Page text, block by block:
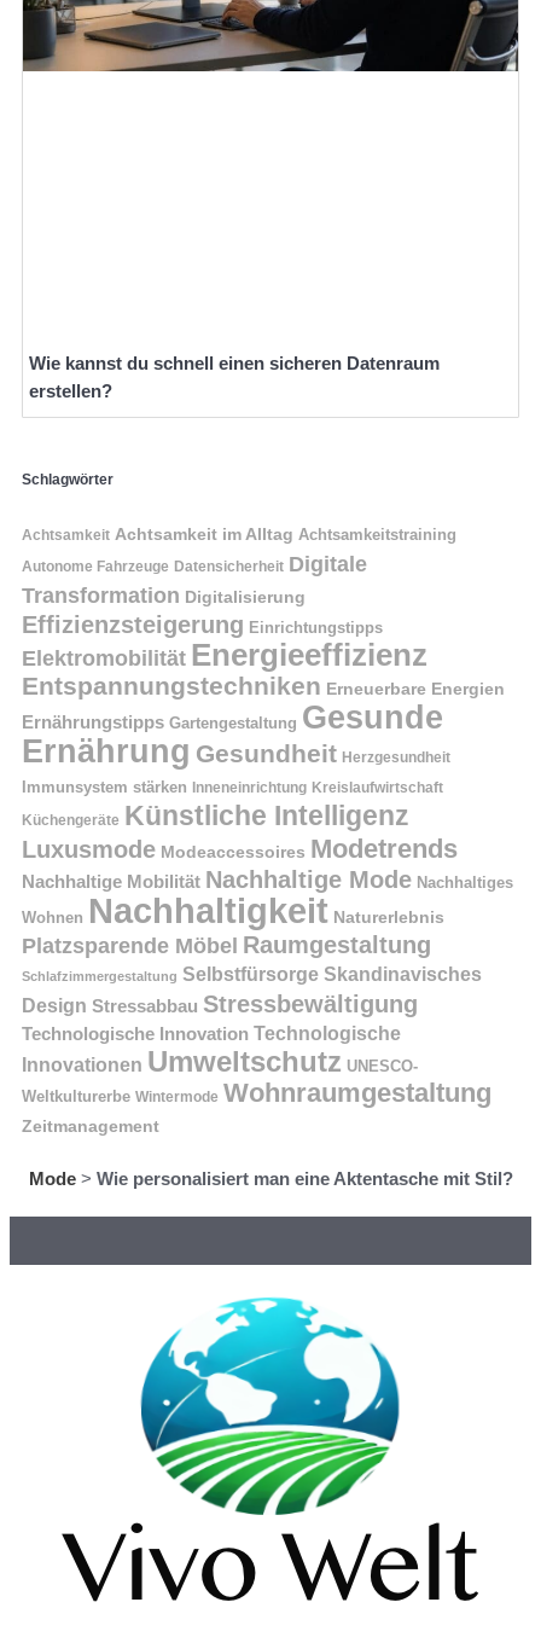
Wie kannst du schnell einen sicheren Datenraum
erstellen?
Schlagwörter
Achtsamkeit Achtsamkeit im Alltag Achtsamkeitstraining
Autonome Fahrzeuge Datensicherheit Digitale
Transformation Digitalisierung
Effizienzsteigerung Einrichtungstipps
Elektromobilität Energieeffizienz
Entspannungstechniken Erneuerbare Energien
Ernährungstipps Gartengestaltung Gesunde
Ernährung Gesundheit Herzgesundheit
Immunsystem stärken Inneneinrichtung Kreislaufwirtschaft
Küchengeräte Künstliche Intelligenz
Luxusmode Modeaccessoires Modetrends
Nachhaltige Mobilität Nachhaltige Mode Nachhaltiges
Wohnen Nachhaltigkeit Naturerlebnis
Platzsparende Möbel Raumgestaltung
Schlafzimmergestaltung Selbstfürsorge Skandinavisches
Design Stressabbau Stressbewältigung
Technologische Innovation Technologische
Innovationen Umweltschutz UNESCO-
Weltkulturerbe Wintermode Wohnraumgestaltung
Zeitmanagement
Mode> Wie personalisiert man eine Aktentasche mit Stil?